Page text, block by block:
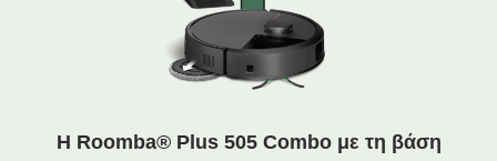
Η Roomba® Plus 505 Combo με τη βάση